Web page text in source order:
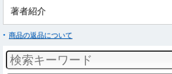
著者紹介
商品の返品について